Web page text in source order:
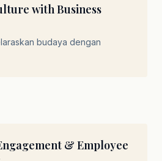
with Business
budaya dengan
& Employee